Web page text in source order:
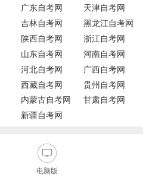
广东自考网
天津自考网
吉林自考网
黑龙江自考网
陕西自考网
浙江自考网
山东自考网
河南自考网
河北自考网
广西自考网
西藏自考网
贵州自考网
内蒙古自考网
甘肃自考网
新疆自考网
电脑版